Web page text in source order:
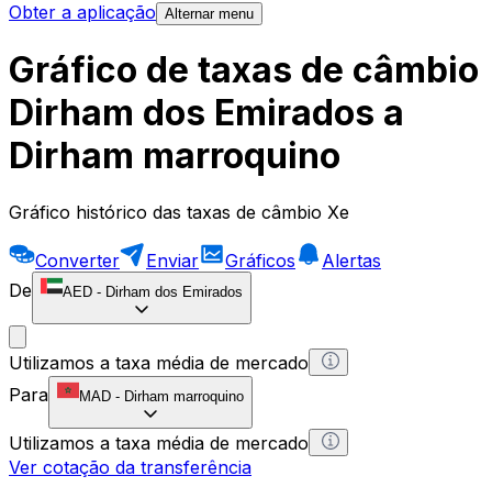
Obter a aplicação Alternar menu
Gráfico de taxas de câmbio
Dirham dos Emirados a
Dirham marroquino
Gráfico histórico das taxas de câmbio Xe
Converter Enviar Gráficos
Alertas
De
AED - Dirham dos Emirados
Utilizamos a taxa média de mercado
Para
MAD - Dirham marroquino
Utilizamos a taxa média de mercado
Ver cotação da transferência